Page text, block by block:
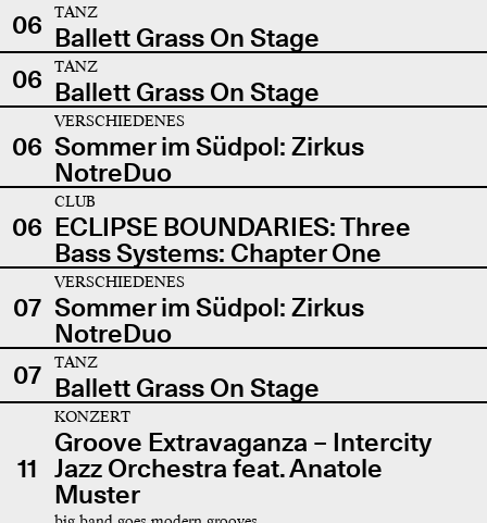
06
TANZ
Ballett Grass On Stage
06
TANZ
Ballett Grass On Stage
06
VERSCHIEDENES
Sommer im Südpol: Zirkus
NotreDuo
06
CLUB
ECLIPSE BOUNDARIES: Three
Bass Systems: Chapter One
07
VERSCHIEDENES
Sommer im Südpol: Zirkus
NotreDuo
07
TANZ
Ballett Grass On Stage
11
KONZERT
Groove Extravaganza – Intercity
Jazz Orchestra feat. Anatole
Muster